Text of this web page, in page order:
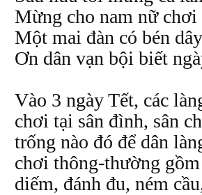
Mừng cho nam nữ
Một mai đàn có bén dây
Ơn dân vạn bội biết
Vào 3 ngày Tết, các
chơi tại sân đình, sân
trống nào đó để dân
chơi thông-thường
diếm, đánh đu, ném